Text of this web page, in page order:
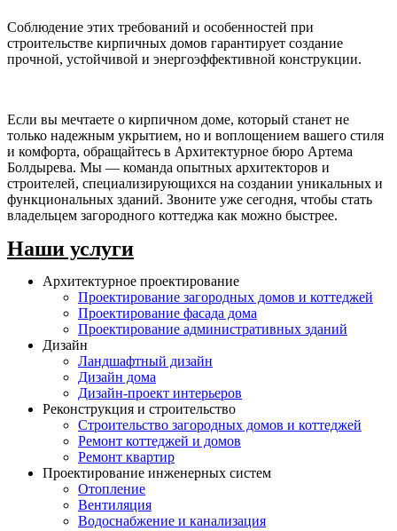
Соблюдение этих требований и особенностей при
строительстве кирпичных домов гарантирует создание
прочной, устойчивой и энергоэффективной конструкции.
Если вы мечтаете о кирпичном доме, который станет не
только надежным укрытием, но и воплощением вашего стиля
и комфорта, обращайтесь в Архитектурное бюро Артема
Болдырева. Мы — команда опытных архитекторов и
строителей, специализирующихся на создании уникальных и
функциональных зданий. Звоните уже сегодня, чтобы стать
владельцем загородного коттеджа как можно быстрее.
Наши услуги
Архитектурное проектирование
Проектирование загородных домов и коттеджей
Проектирование фасада дома
Проектирование административных зданий
Дизайн
Ландшафтный дизайн
Дизайн дома
Дизайн-проект интерьеров
Реконструкция и строительство
Строительство загородных домов и коттеджей
Ремонт коттеджей и домов
Ремонт квартир
Проектирование инженерных систем
Отопление
Вентиляция
Водоснабжение и канализация